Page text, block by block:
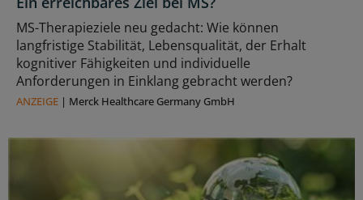
MS-Therapieziele neu gedacht: Wie können
langfristige Stabilität, Lebensqualität, der Erhalt
kognitiver Fähigkeiten und individuelle
Anforderungen in Einklang gebracht werden?
ANZEIGE | Merck Healthcare Germany GmbH